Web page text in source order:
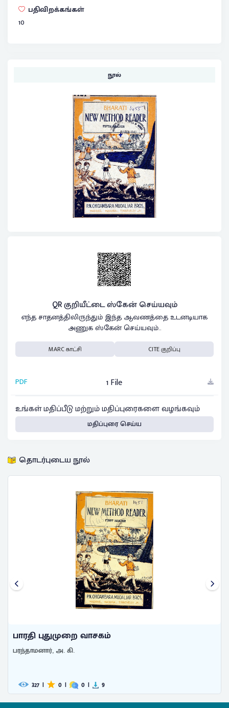
பதிவிறக்கங்கள்
10
நூல்
QR குறியீட்டை ஸ்கேன் செய்யவும்
எந்த சாதனத்திலிருந்தும் இந்த ஆவணத்தை உடனடியாக
அணுக ஸ்கேன் செய்யவும்..
MARC காட்சி CITE குறிப்பு
PDF
1 File
உங்கள் மதிப்பீடு மற்றும் மதிப்புரைகளை வழங்கவும்
மதிப்புரை செய்ய
தொடர்புடைய நூல்
பாரதி புதுமுறை வாசகம்
பரந்தாமனார், அ. கி.
261 |